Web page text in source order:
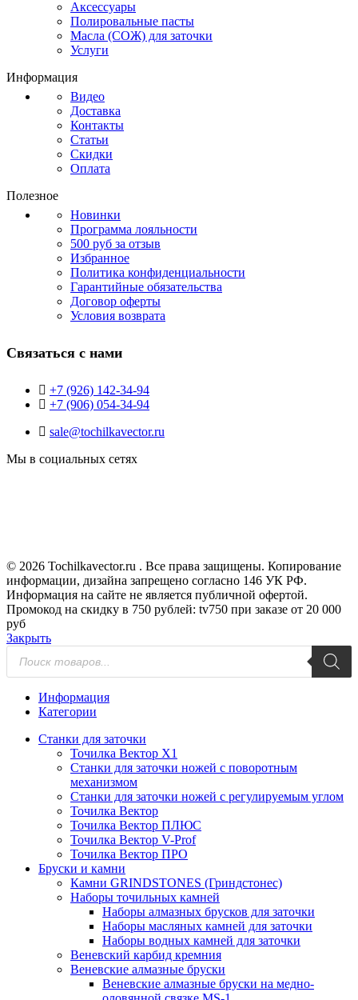
Аксессуары
Полировальные пасты
Масла (СОЖ) для заточки
Услуги
Информация
Видео
Доставка
Контакты
Статьи
Скидки
Оплата
Полезное
Новинки
Программа лояльности
500 руб за отзыв
Избранное
Политика конфиденциальности
Гарантийные обязательства
Договор оферты
Условия возврата
Связаться с нами
+7 (926) 142-34-94
+7 (906) 054-34-94
sale@tochilkavector.ru
Мы в социальных сетях
© 2026 Tochilkavector.ru . Все права защищены. Копирование
информации, дизайна запрещено согласно 146 УК РФ.
Информация на сайте не является публичной офертой.
Промокод на скидку в 750 рублей: tv750 при заказе от 20 000
руб
Закрыть
Поиск
товаров
Информация
Категории
Станки для заточки
Точилка Вектор X1
Станки для заточки ножей с поворотным
механизмом
Станки для заточки ножей с регулируемым углом
Точилка Вектор
Точилка Вектор ПЛЮС
Точилка Вектор V-Prof
Точилка Вектор ПРО
Бруски и камни
Камни GRINDSTONES (Гриндстонес)
Наборы точильных камней
Наборы алмазных брусков для заточки
Наборы масляных камней для заточки
Наборы водных камней для заточки
Веневский карбид кремния
Веневские алмазные бруски
Веневские алмазные бруски на медно-